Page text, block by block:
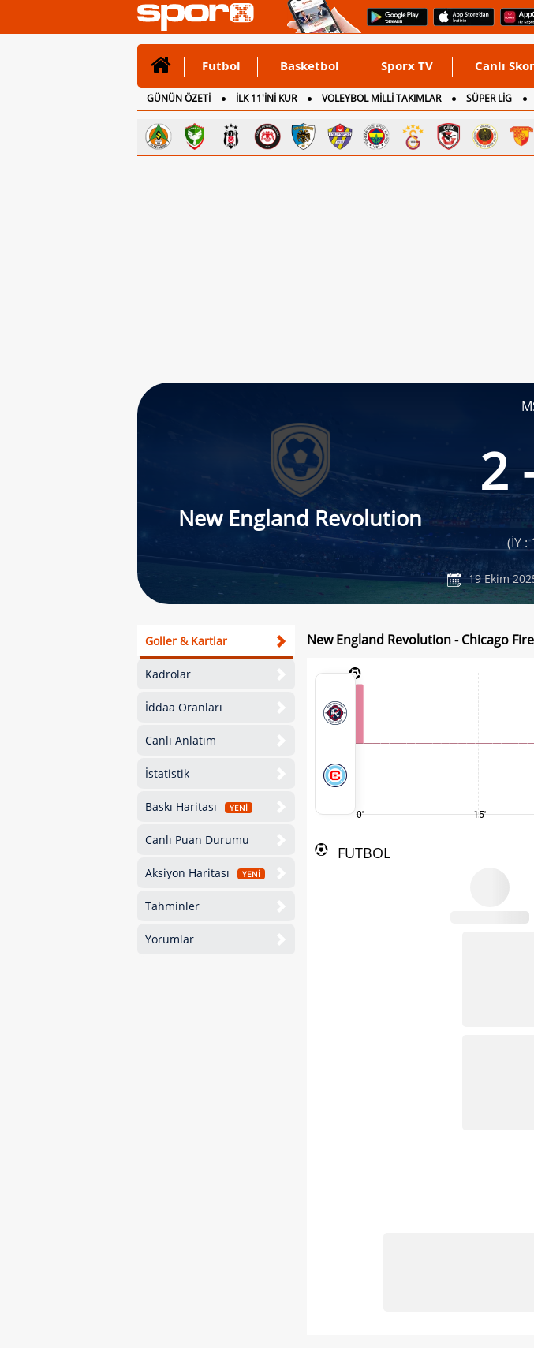
Futbol Basketbol Sporx TV Canlı Skor
GÜNÜN ÖZETİ İLK 11'İNİ KUR VOLEYBOL MİLLİ TAKIMLAR SÜPER LİG
CANLI ANLATIM
İNGİLTERE
New England Revolution
2
(İY :
19 Ekim
Goller & Kartlar
Kadrolar
İddaa Oranları
Canlı Anlatım
İstatistik
Baskı Haritası YENİ
Canlı Puan Durumu
Aksiyon Haritası YENİ
Tahminler
Yorumlar
New England Revolution - Chicago
0' 15'
FUTBOL